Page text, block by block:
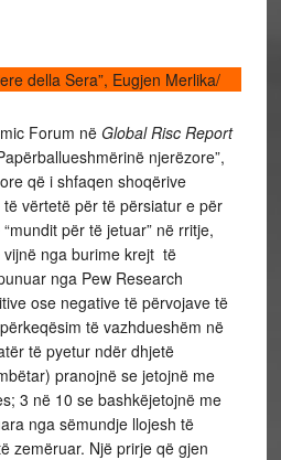
della Sera”, Eugjen Merlika/
Forum në Global Risc Report
njerëzore”,
që i shfaqen shoqërive
vërtetë për të përsiatur e për
për të jetuar” në rritje,
nga burime krejt të
nga Pew Research
ose negative të përvojave të
të vazhdueshëm në
të pyetur ndër dhjetë
pranojnë se jetojnë me
3 në 10 se bashkëjetojnë me
nga sëmundje llojesh të
zemëruar. Një prirje që gjen